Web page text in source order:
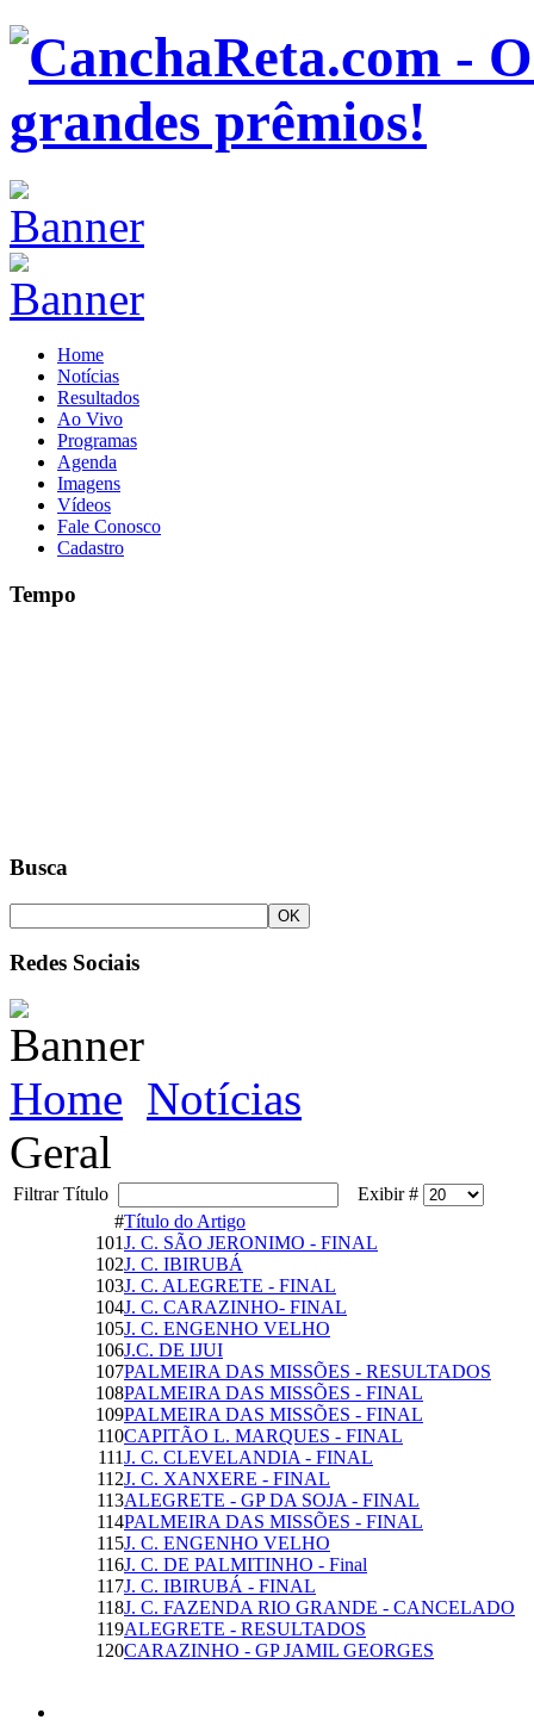
Home
Notícias
Resultados
Ao Vivo
Programas
Agenda
Imagens
Vídeos
Fale Conosco
Cadastro
Tempo
Busca
Redes Sociais
Home Notícias
Geral
Filtrar Título
Exibir #
#Título do Artigo
101J. C. SÃO JERONIMO - FINAL
102J. C. IBIRUBÁ
103J. C. ALEGRETE - FINAL
104J. C. CARAZINHO- FINAL
105J. C. ENGENHO VELHO
106J.C. DE IJUI
107PALMEIRA DAS MISSÕES - RESULTADOS
108PALMEIRA DAS MISSÕES - FINAL
109PALMEIRA DAS MISSÕES - FINAL
110CAPITÃO L. MARQUES - FINAL
111J. C. CLEVELANDIA - FINAL
112J. C. XANXERE - FINAL
113ALEGRETE - GP DA SOJA - FINAL
114PALMEIRA DAS MISSÕES - FINAL
115J. C. ENGENHO VELHO
116J. C. DE PALMITINHO - Final
117J. C. IBIRUBÁ - FINAL
118J. C. FAZENDA RIO GRANDE - CANCELADO
119ALEGRETE - RESULTADOS
120CARAZINHO - GP JAMIL GEORGES